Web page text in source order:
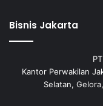
Bisnis Jakarta
Kantor Perwakilan
Selatan,